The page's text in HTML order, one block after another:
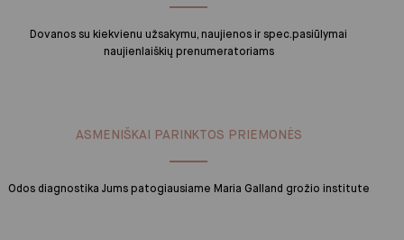
Dovanos su kiekvienu užsakymu, naujienos ir spec.pasiūlymai
naujienlaiškių prenumeratoriams
ASMENIŠKAI PARINKTOS PRIEMONĖS
Odos diagnostika Jums patogiausiame Maria Galland grožio institute